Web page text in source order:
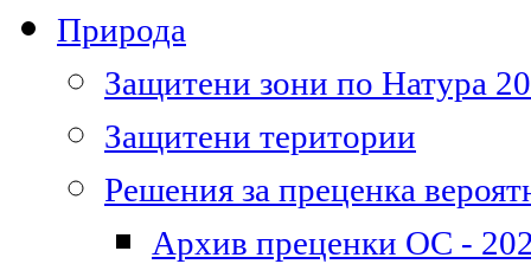
Природа
Защитени зони по Натура
Защитени територии
Решения за преценка
Архив преценки ОС -